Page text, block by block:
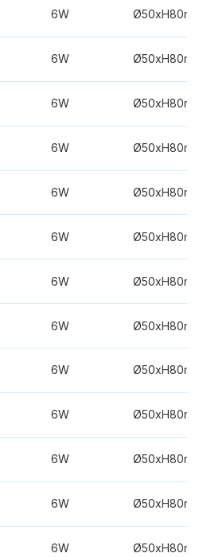
6W
6W
6W
6W
6W
6W
6W
6W
6W
6W
6W
6W
6W